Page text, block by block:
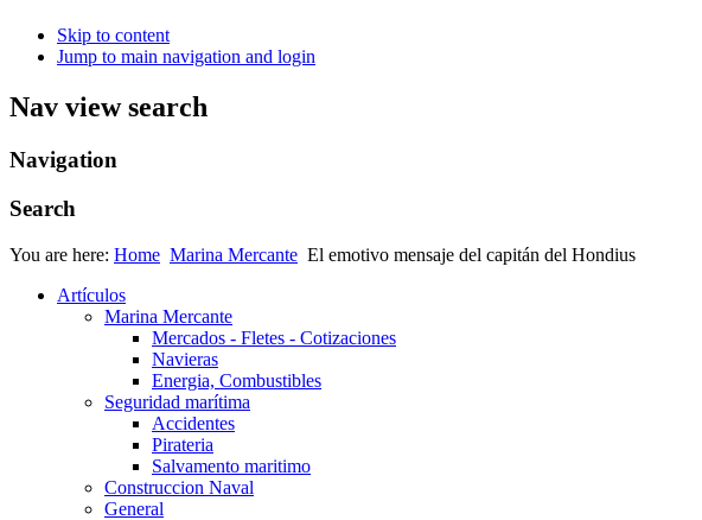
Skip to content
Jump to main navigation and login
Nav view search
Navigation
Search
You are here: Home Marina Mercante El emotivo mensaje del capitán del Hondius
Artículos
Marina Mercante
Mercados - Fletes - Cotizaciones
Navieras
Energia, Combustibles
Seguridad marítima
Accidentes
Pirateria
Salvamento maritimo
Construccion Naval
General